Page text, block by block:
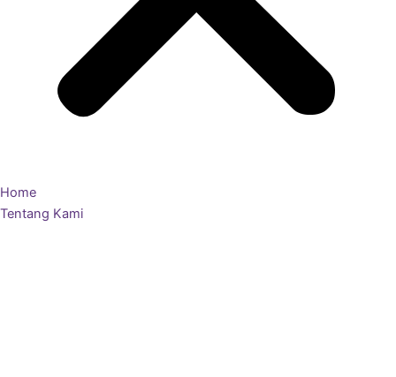
Home
Tentang Kami